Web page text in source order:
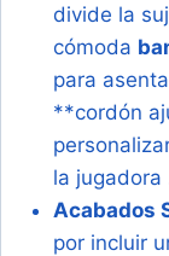
divide la
cómoda
para
**cordón
la jugadora
Acabados
por incluir